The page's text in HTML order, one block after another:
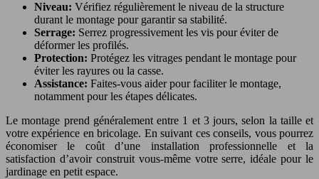
Niveau: Vérifiez régulièrement le niveau de la structure
durant le montage pour garantir sa stabilité.
Serrage: Serrez progressivement les vis pour éviter de
déformer les profilés.
Protection: Protégez les vitrages pendant le montage pour
éviter les rayures ou la casse.
Assistance: Faites-vous aider pour faciliter le montage,
notamment pour les étapes délicates.
Le montage prend généralement entre 1 et 3 jours, selon la taille et
votre expérience en bricolage. En suivant ces conseils, vous pourrez
économiser le coût d’une installation professionnelle et la
satisfaction d’avoir construit vous-même votre serre, idéale pour le
jardinage en petit espace.